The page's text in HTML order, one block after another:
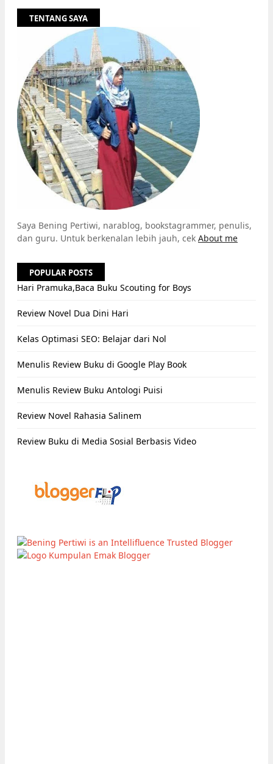
TENTANG SAYA
Saya Bening Pertiwi, narablog, bookstagrammer, penulis,
dan guru. Untuk berkenalan lebih jauh, cek About me
POPULAR POSTS
Hari Pramuka,Baca Buku Scouting for Boys
Review Novel Dua Dini Hari
Kelas Optimasi SEO: Belajar dari Nol
Menulis Review Buku di Google Play Book
Menulis Review Buku Antologi Puisi
Review Novel Rahasia Salinem
Review Buku di Media Sosial Berbasis Video